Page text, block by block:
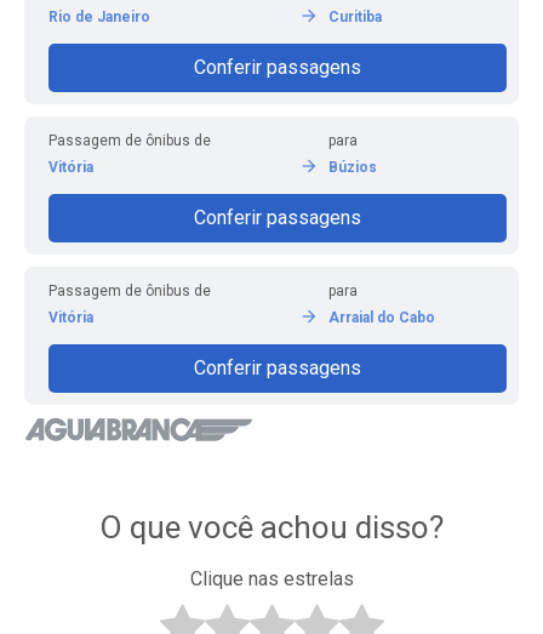
Rio de Janeiro
Curitiba
Conferir passagens
Passagem de ônibus de
Vitória
para
Búzios
Conferir passagens
Passagem de ônibus de
Vitória
para
Arraial do Cabo
Conferir passagens
O que você achou disso?
Clique nas estrelas